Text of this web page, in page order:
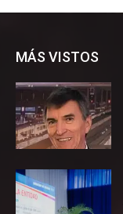
MÁS VISTOS